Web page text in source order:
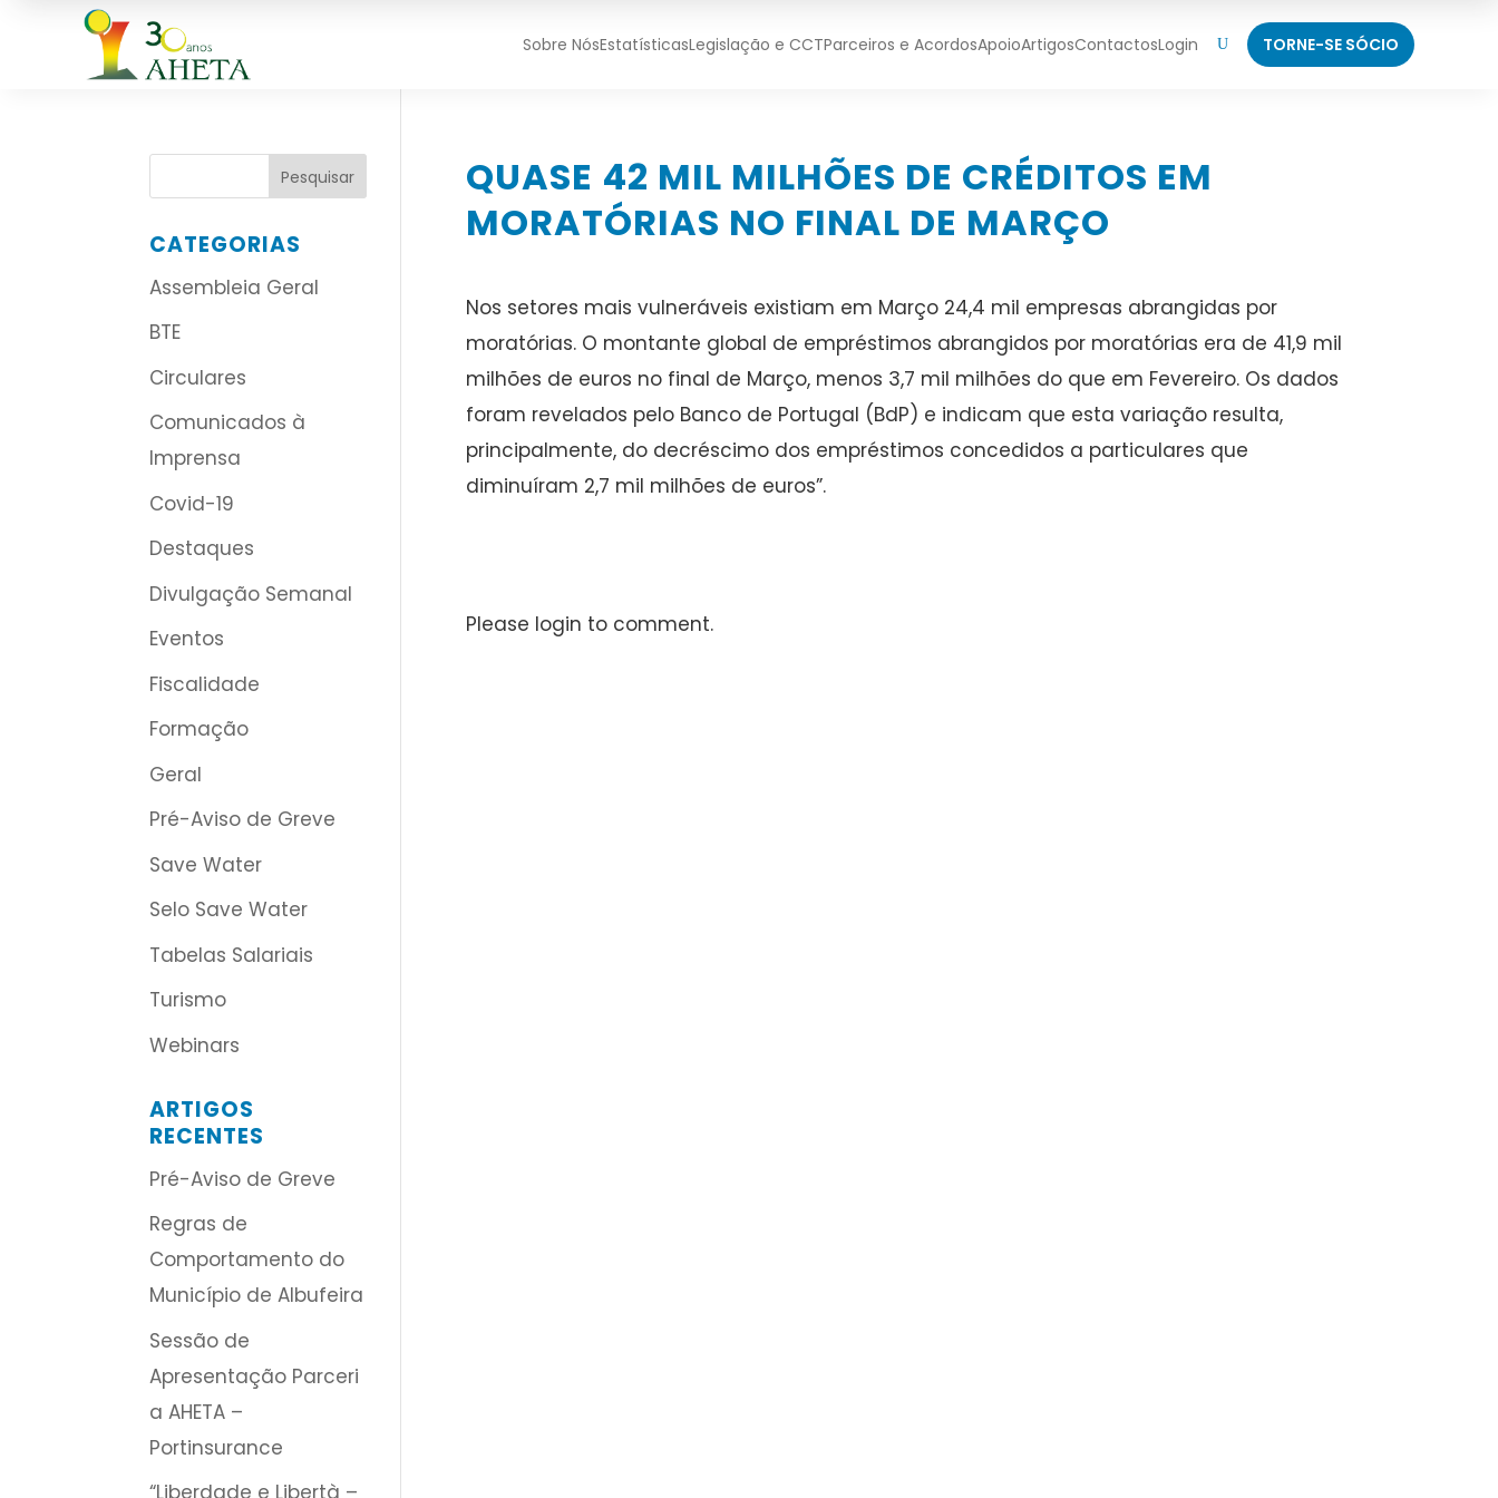
Sobre NósEstatísticasLegislação e CCTParceiros e AcordosApoioArtigosContactosLogin U TORNE-SE SÓCIO
QUASE 42 MIL MILHÕES DE CRÉDITOS EM
MORATÓRIAS NO FINAL DE MARÇO
Nos setores mais vulneráveis existiam em Março 24,4 mil empresas abrangidas por
moratórias. O montante global de empréstimos abrangidos por moratórias era de 41,9 mil
milhões de euros no final de Março, menos 3,7 mil milhões do que em Fevereiro. Os dados
foram revelados pelo Banco de Portugal (BdP) e indicam que esta variação resulta,
principalmente, do decréscimo dos empréstimos concedidos a particulares que
diminuíram 2,7 mil milhões de euros”.
Please login to comment.
CATEGORIAS
Assembleia Geral
BTE
Circulares
Comunicados à
Imprensa
Covid-19
Destaques
Divulgação Semanal
Eventos
Fiscalidade
Formação
Geral
Pré-Aviso de Greve
Save Water
Selo Save Water
Tabelas Salariais
Turismo
Webinars
ARTIGOS
RECENTES
Pré-Aviso de Greve
Regras de
Comportamento do
Município de Albufeira
Sessão de
Apresentação Parceri
a AHETA –
Portinsurance